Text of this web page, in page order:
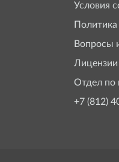
Условия
Вопросы
Отдел по
+7 (812)